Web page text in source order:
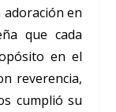
en
que cada
en el
reverencia,
cumplió su